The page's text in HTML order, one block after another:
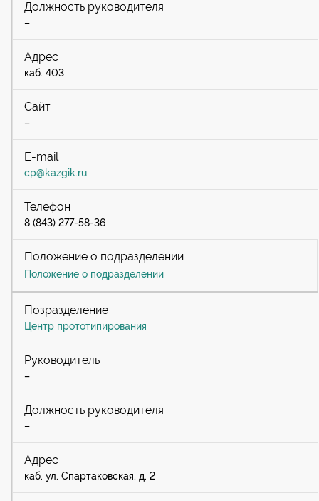
–
каб. 403
–
cp@kazgik.ru
8 (843) 277-58-36
Положение о подразделении
Центр прототипирования
–
–
каб. ул. Спартаковская, д. 2